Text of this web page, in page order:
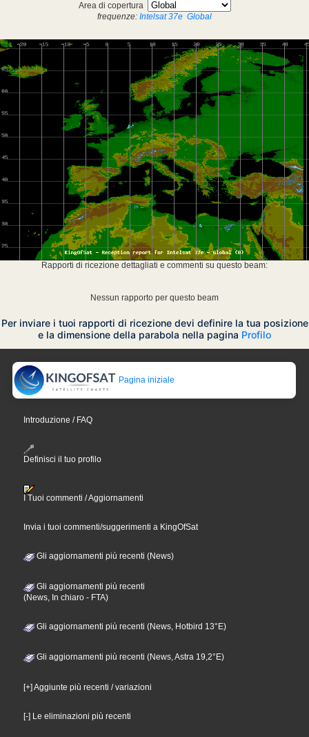
Area di copertura
frequenze: Intelsat 37e Global
Rapporti di ricezione dettagliati e commenti su questo beam:
Nessun rapporto per questo beam
Per inviare i tuoi rapporti di ricezione devi definire la tua posizione
e la dimensione della parabola nella pagina Profilo
Pagina iniziale
Introduzione / FAQ
Definisci il tuo profilo
I Tuoi commenti / Aggiornamenti
Invia i tuoi commenti/suggerimenti a KingOfSat
Gli aggiornamenti più recenti (News)
Gli aggiornamenti più recenti
(News, In chiaro - FTA)
Gli aggiornamenti più recenti (News, Hotbird 13°E)
Gli aggiornamenti più recenti (News, Astra 19,2°E)
[+] Aggiunte più recenti / variazioni
[-] Le eliminazioni più recenti